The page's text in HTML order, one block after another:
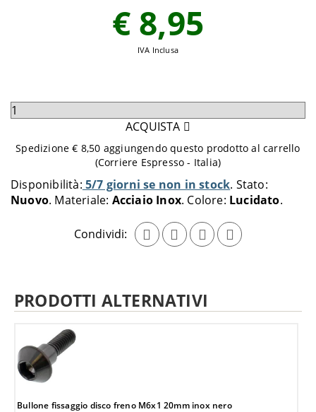
Disponibilità: 5/7 giorni se non in stock Stato:
Nuovo Materiale: Acciaio Inox Colore: Lucidato
Condividi:
€ 8,95
IVA Inclusa
Seleziona
aggiungere
carrello
ACQUISTA
Spedizione € 8,50 aggiungendo questo prodotto al carrello
(Corriere Espresso - Italia)
PRODOTTI ALTERNATIVI
Bullone fissaggio disco freno M6x1 20mm inox nero